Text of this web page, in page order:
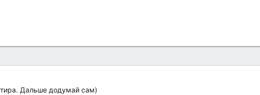
Дальше додумай сам)